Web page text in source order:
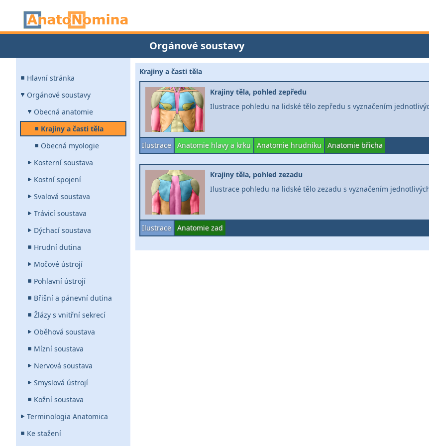
Orgánové soustavy
Hlavní stránka
Orgánové soustavy
Obecná anatomie
Krajiny a časti těla
Obecná myologie
Kosterní soustava
Kostní spojení
Svalová soustava
Trávicí soustava
Dýchací soustava
Hrudní dutina
Močové ústrojí
Pohlavní ústrojí
Břišní a pánevní dutina
Žlázy s vnitřní sekrecí
Oběhová soustava
Mízní soustava
Nervová soustava
Smyslová ústrojí
Kožní soustava
Terminologia Anatomica
Ke stažení
Krajiny a časti těla
Krajiny těla, pohled zepředu
Ilustrace pohledu na lidské tělo zepředu s vyznačením
Ilustrace Anatomie hlavy a krku Anatomie hrudníku Anatomie břicha
Krajiny těla, pohled zezadu
Ilustrace pohledu na lidské tělo zezadu s vyznačením
Ilustrace Anatomie zad